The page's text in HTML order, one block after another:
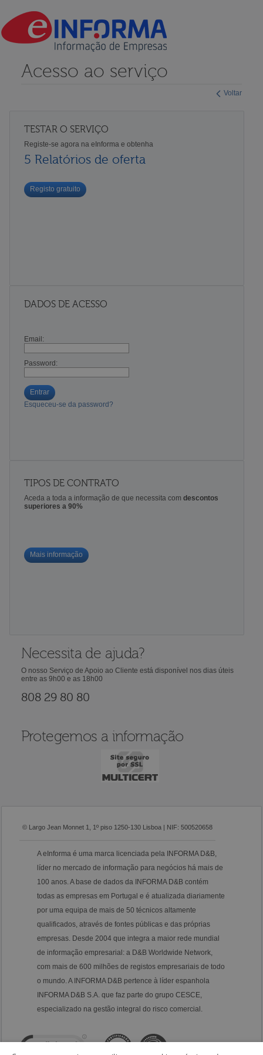
Voltar
Acesso ao serviço
TESTAR O SERVIÇO
Registe-se agora na eInforma e obtenha
5 Relatórios de oferta
Registo gratuito
DADOS DE ACESSO
Email:
Password:
Entrar
Esqueceu-se da password?
TIPOS DE CONTRATO
Aceda a toda a informação de que necessita com descontos
superiores a 90%
Mais informação
Necessita de ajuda?
O nosso Serviço de Apoio ao Cliente está disponível nos dias úteis
entre as 9h00 e as 18h00
808 29 80 80
Protegemos a informação
© Largo Jean Monnet 1, 1º piso 1250-130 Lisboa | NIF: 500520658
A eInforma é uma marca licenciada pela INFORMA D&B,
líder no mercado de informação para negócios há mais de
100 anos. A base de dados da INFORMA D&B contém
todas as empresas em Portugal e é atualizada diariamente
por uma equipa de mais de 50 técnicos altamente
qualificados, através de fontes públicas e das próprias
empresas. Desde 2004 que integra a maior rede mundial
de informação empresarial: a D&B Worldwide Network,
com mais de 600 milhões de registos empresariais de todo
o mundo. A INFORMA D&B pertence à líder espanhola
INFORMA D&B S.A. que faz parte do grupo CESCE,
especializado na gestão integral do risco comercial.